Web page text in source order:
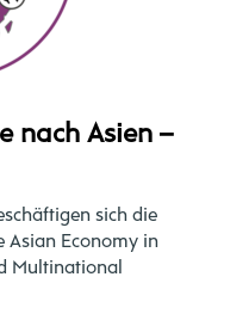
nach Asien –
sich die
Asian Economy in
Multinational